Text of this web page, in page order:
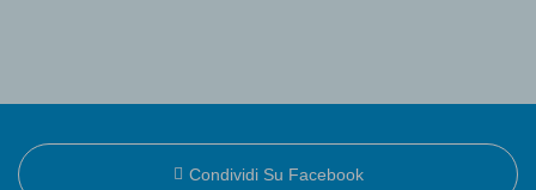
Condividi Su Facebook